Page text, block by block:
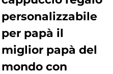
personalizzabile
per papà il
miglior papà del
mondo con